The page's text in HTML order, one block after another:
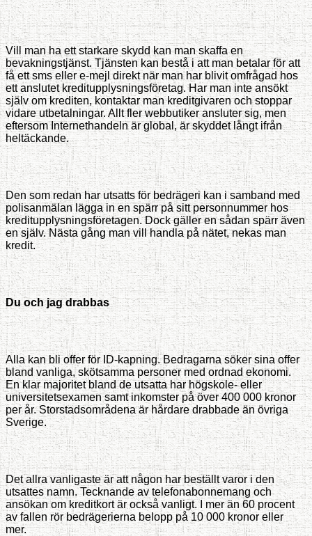
Vill man ha ett starkare skydd kan man skaffa en
bevakningstjänst. Tjänsten kan bestå i att man betalar för att
få ett sms eller e-mejl direkt när man har blivit omfrågad hos
ett anslutet kreditupplysningsföretag. Har man inte ansökt
själv om krediten, kontaktar man kreditgivaren och stoppar
vidare utbetalningar. Allt fler webbutiker ansluter sig, men
eftersom Internethandeln är global, är skyddet långt ifrån
heltäckande.
Den som redan har utsatts för bedrägeri kan i samband med
polisanmälan lägga in en spärr på sitt personnummer hos
kreditupplysningsföretagen. Dock gäller en sådan spärr även
en själv. Nästa gång man vill handla på nätet, nekas man
kredit.
Du och jag drabbas
Alla kan bli offer för ID-kapning. Bedragarna söker sina offer
bland vanliga, skötsamma personer med ordnad ekonomi.
En klar majoritet bland de utsatta har högskole- eller
universitetsexamen samt inkomster på över 400 000 kronor
per år. Storstadsområdena är hårdare drabbade än övriga
Sverige.
Det allra vanligaste är att någon har beställt varor i den
utsattes namn. Tecknande av telefonabonnemang och
ansökan om kreditkort är också vanligt. I mer än 60 procent
av fallen rör bedrägerierna belopp på 10 000 kronor eller
mer.